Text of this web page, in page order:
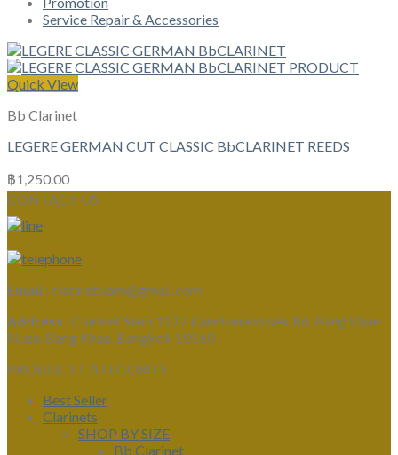
Service Repair & Accessories
Quick View
Bb Clarinet
LEGERE GERMAN CUT CLASSIC BbCLARINET REEDS
฿1,250.00
CONTACT US
Email : clarinetsiam@gmail.com
Address : Clarinet Siam 1177 Kanchanaphisek Rd, Bang Khae
Nuea, Bang Khae, Bangkok 10160
PRODUCT CATEGORIES
Best Seller
Clarinets
SHOP BY SIZE
Bb Clarinet